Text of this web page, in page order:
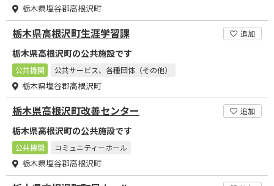
栃木県塩谷郡高根沢町
栃木県高根沢町生涯学習課 追加
栃木県高根沢町の公共施設です
公共機関 公共サービス、各種団体（その他）
栃木県塩谷郡高根沢町
栃木県高根沢町改善センター 追加
栃木県高根沢町の公共施設です
公共機関 コミュニティーホール
栃木県塩谷郡高根沢町